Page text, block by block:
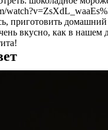
приготовить
вкусно, как в нашем